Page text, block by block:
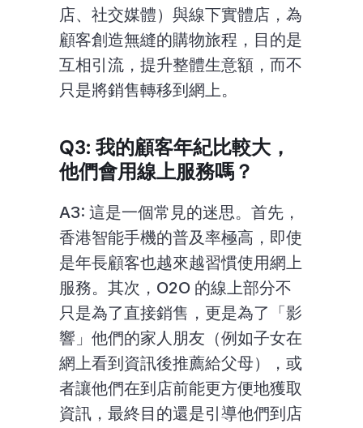
店、社交媒體）與線下實體店，為
顧客創造無縫的購物旅程，目的是
互相引流，提升整體生意額，而不
只是將銷售轉移到網上。
Q3: 我的顧客年紀比較大，
他們會用線上服務嗎？
A3: 這是一個常見的迷思。首先，
香港智能手機的普及率極高，即使
是年長顧客也越來越習慣使用網上
服務。其次，O2O 的線上部分不
只是為了直接銷售，更是為了「影
響」他們的家人朋友（例如子女在
網上看到資訊後推薦給父母），或
者讓他們在到店前能更方便地獲取
資訊，最終目的還是引導他們到店